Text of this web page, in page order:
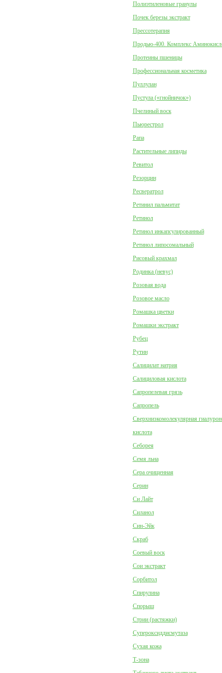
Полиэтиленовые гранулы
Почек березы экстракт
Прессотерапия
Продью-400. Комплекс
Протеины пшеницы
Профессиональная косметика
Пуллулан
Пустула («гнойничок»)
Пчелиный воск
Пьюрестрол
Рапа
Растительные липиды
Ревитол
Резорцин
Ресвератрол
Ретинил пальмитат
Ретинол
Ретинол инкапсулированный
Ретинол липосомальный
Рисовый крахмал
Родинка (невус)
Розовая вода
Розовое масло
Ромашка цветки
Ромашки экстракт
Рубец
Рутин
Салицилат натрия
Салициловая кислота
Сапропелевая грязь
Сапропель
Сверхнизкомолекулярная
кислота
Себорея
Семя льна
Сера очищенная
Серин
Си Лайт
Силанол
Син-Эйк
Скраб
Соевый воск
Сои экстракт
Сорбитол
Спирулина
Спорыш
Стрии (растяжки)
Супероксиддисмутаза
Сухая кожа
Т-зона